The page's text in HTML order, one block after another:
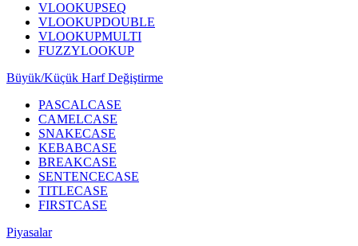
VLOOKUPSEQ
VLOOKUPDOUBLE
VLOOKUPMULTI
FUZZYLOOKUP
Büyük/Küçük Harf Değiştirme
PASCALCASE
CAMELCASE
SNAKECASE
KEBABCASE
BREAKCASE
SENTENCECASE
TITLECASE
FIRSTCASE
Piyasalar